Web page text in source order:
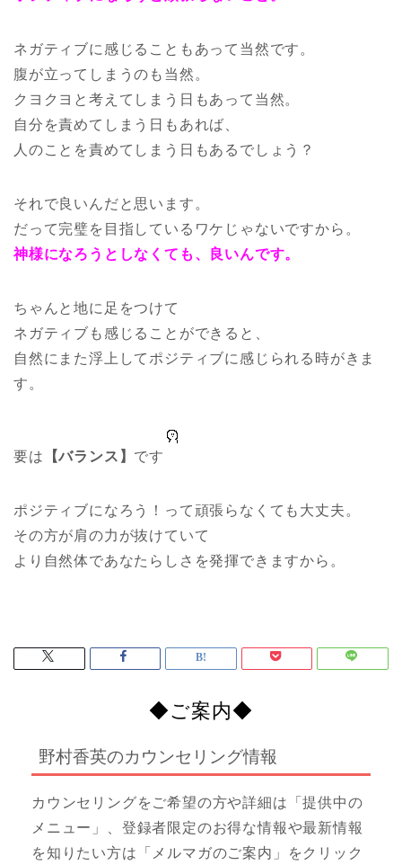
ネガティブに感じることもあって当然です。
腹が立ってしまうのも当然。
クヨクヨと考えてしまう日もあって当然。
自分を責めてしまう日もあれば、
人のことを責めてしまう日もあるでしょう？
それで良いんだと思います。
だって完璧を目指しているワケじゃないですから。
神様になろうとしなくても、良いんです。
ちゃんと地に足をつけて
ネガティブも感じることができると、
自然にまた浮上してポジティブに感じられる時がきま
す。
要は 【バランス】 です
ポジティブになろう！って頑張らなくても大丈夫。
その方が肩の力が抜けていて
より自然体であなたらしさを発揮できますから。
◆ご案内◆
野村香英のカウンセリング情報
カウンセリングをご希望の方や詳細は「提供中の
メニュー」、登録者限定のお得な情報や最新情報
を知りたい方は「メルマガのご案内」をクリック